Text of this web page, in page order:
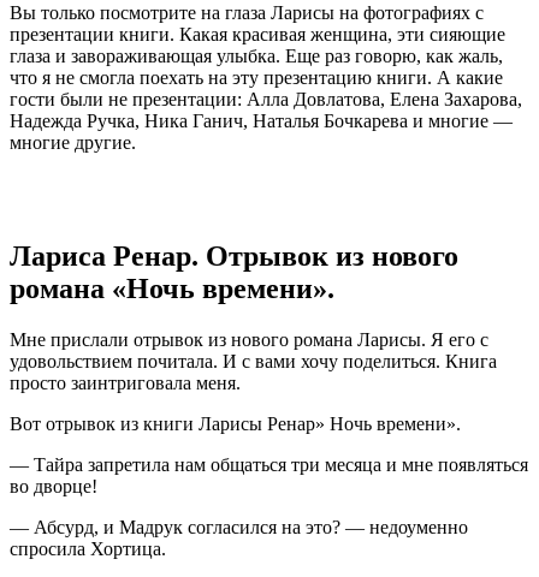
Вы только посмотрите на глаза Ларисы на фотографиях с
презентации книги. Какая красивая женщина, эти сияющие
глаза и завораживающая улыбка. Еще раз говорю, как жаль,
что я не смогла поехать на эту презентацию книги. А какие
гости были не презентации: Алла Довлатова, Елена Захарова,
Надежда Ручка, Ника Ганич, Наталья Бочкарева и многие —
многие другие.
Лариса Ренар. Отрывок из нового
романа «Ночь времени».
Мне прислали отрывок из нового романа Ларисы. Я его с
удовольствием почитала. И с вами хочу поделиться. Книга
просто заинтриговала меня.
Вот отрывок из книги Ларисы Ренар» Ночь времени».
— Тайра запретила нам общаться три месяца и мне появляться
во дворце!
— Абсурд, и Мадрук согласился на это? — недоуменно
спросила Хортица.